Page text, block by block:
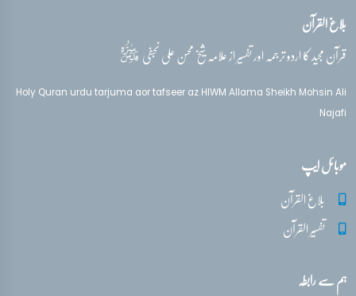
بلاغ القرآن
قرآن مجید کا اردو ترجمہ اور تفسیر از علامہ شیخ محسن علی نجفیقدس‌سره
Holy Quran urdu tarjuma aor tafseer az HIWM Allama Sheikh Mohsin Ali
Najafi
موبائل ایپ
بلاغ القرآن
تفسیر القرآن
ہم سے رابطہ